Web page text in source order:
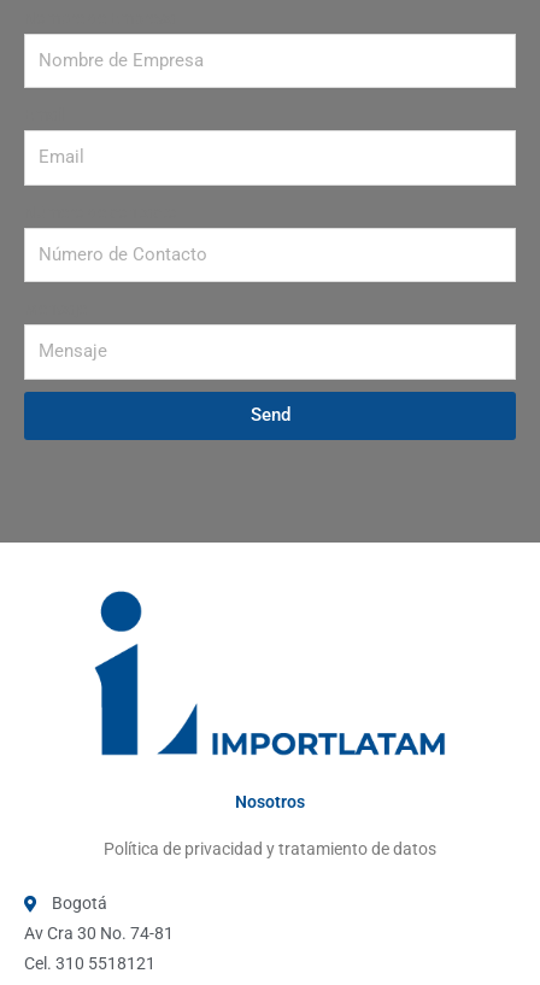
Send
Nosotros
Política de privacidad y tratamiento de datos
Bogotá
Av Cra 30 No. 74-81
Cel. 310 5518121